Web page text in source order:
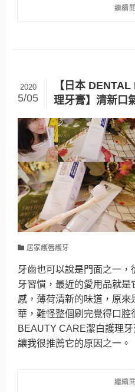
【日本
理牙膏】清新口
2020
5/05
居家護唇護牙
牙齒也可以說是門面之一
牙習慣，最近的愛用品就
感，薄荷清新的味道，原
華，難怪整個刷完覺得口
BEAUTY CARE潔白護理
讓我很推薦它的原因之一。